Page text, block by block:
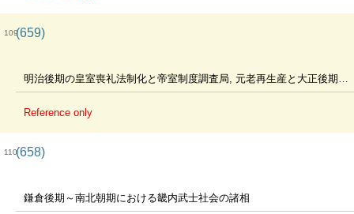
109(659)
明治後期の皇室喪礼法制化と帝室制度調査局, 元老再生産と大正後期の政界 ほか
Reference only
110(658)
鎌倉後期～南北朝期における畿内武士社会の諸相